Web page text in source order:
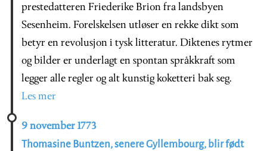
prestedatteren Friederike Brion fra landsbyen
Sesenheim. Forelskelsen utløser en rekke dikt som
betyr en revolusjon i tysk litteratur. Diktenes rytmer
og bilder er underlagt en spontan språkkraft som
legger alle regler og alt kunstig koketteri bak seg.
Les mer
9 november 1773
Thomasine Buntzen, senere Gyllembourg, blir født